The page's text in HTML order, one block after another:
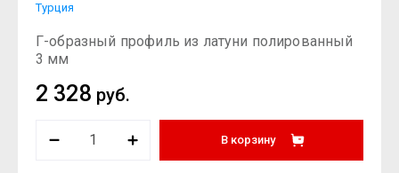
Турция
Г-образный профиль из латуни полированный
3 мм
2 328 руб.
В корзину